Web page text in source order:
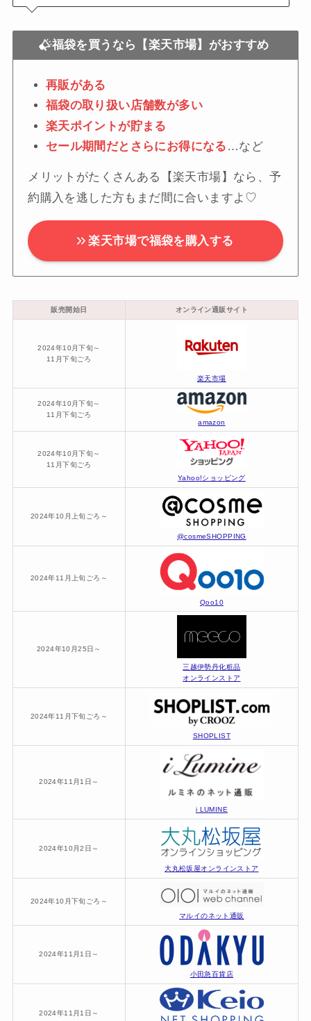
福袋を買うなら【楽天市場】がおすすめ
再販がある
福袋の取り扱い店舗数が多い
楽天ポイントが貯まる
セール期間だとさらにお得になる …など
メリットがたくさんある【楽天市場】なら、予
約購入を逃した方もまだ間に合いますよ♡
楽天市場で福袋を購入する
販売開始日 オンライン通販サイト
2024年10月下旬～
11月下旬ごろ
楽天市場
2024年10月下旬～
11月下旬ごろ
amazon
2024年10月下旬～
11月下旬ごろ
Yahoo!ショッピング
2024年10月上旬ごろ～
@cosmeSHOPPING
2024年11月上旬ごろ～
Qoo10
2024年10月25日～
三越伊勢丹化粧品
オンラインストア
2024年11月下旬ごろ～
SHOPLIST
2024年11月1日～
i LUMINE
2024年10月2日～
大丸松坂屋オンラインストア
2024年10月下旬ごろ～
マルイのネット通販
2024年11月1日～
小田急百貨店
2024年11月1日～